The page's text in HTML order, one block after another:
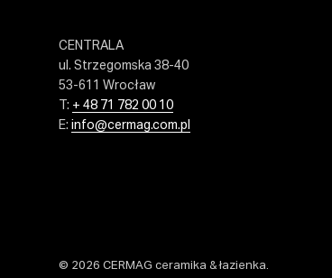
CENTRALA
ul. Strzegomska 38-40
53-611 Wrocław
T: + 48 71 782 00 10
E:info@cermag.com.pl
© 2026 CERMAG ceramika & łazienka.